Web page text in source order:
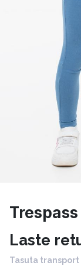
Trespass
Laste
Tasuta